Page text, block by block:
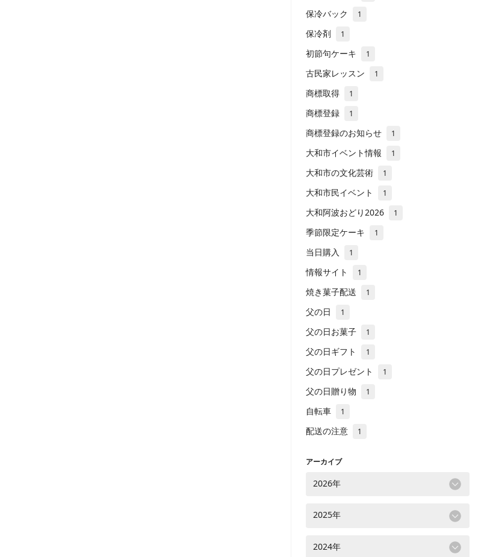
保冷バック 1
保冷剤 1
初節句ケーキ 1
古民家レッスン 1
商標取得 1
商標登録 1
商標登録のお知らせ 1
大和市イベント情報 1
大和市の文化芸術 1
大和市民イベント 1
大和阿波おどり2026 1
季節限定ケーキ 1
当日購入 1
情報サイト 1
焼き菓子配送 1
父の日 1
父の日お菓子 1
父の日ギフト 1
父の日プレゼント 1
父の日贈り物 1
自転車 1
配送の注意 1
アーカイブ
2026年
2025年
2024年